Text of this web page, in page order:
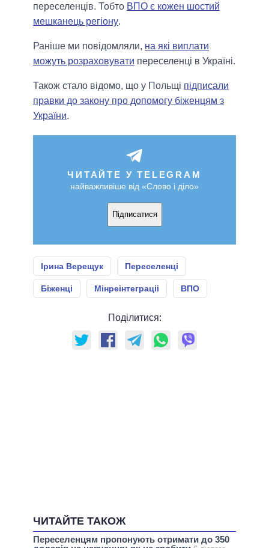
переселенців. Тобто ВПО є кожен шостий
мешканець регіону.
Раніше ми повідомляли, на які виплати
можуть розраховувати переселенці в Україні.
Також стало відомо, що у Польщі підписали
правки до закону про допомогу біженцям з
України.
ЧИТАЙТЕ У TELEGRAM
найважливіше від «Слово і діло»
Підписатися
Ірина Верещук Переселенці
Біженці Мінреінтеграціі ВПО
Поділитися:
ЧИТАЙТЕ ТАКОЖ
Переселенцям пропонують отримати до 350